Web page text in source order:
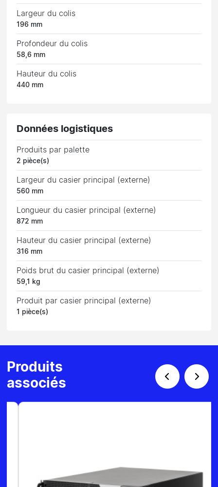
Largeur du colis
196 mm
Profondeur du colis
58,6 mm
Hauteur du colis
440 mm
Données logistiques
Produits par palette
2 pièce(s)
Largeur du casier principal (externe)
560 mm
Longueur du casier principal (externe)
872 mm
Hauteur du casier principal (externe)
316 mm
Poids brut du casier principal (externe)
59,1 kg
Produit par casier principal (externe)
1 pièce(s)
Produits
associés